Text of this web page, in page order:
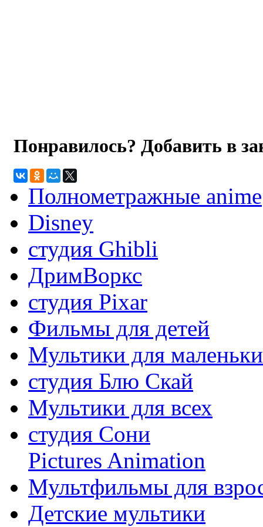
Понравилось? Добавить в
Полнометражные anime
Disney
студия Ghibli
ДримВоркс
студия Pixar
Фильмы для детей
Мультики для
студия Блю Скай
Мультики для всех
студия Сони
Pictures Animation
Мультфильмы для
Детские мультики